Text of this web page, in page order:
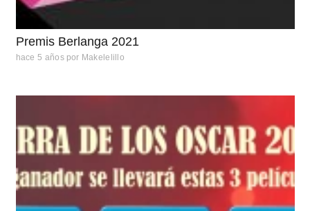
Premis Berlanga 2021
hace 5 años por Makelelillo